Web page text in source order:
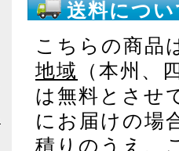
送料につ
こちらの商品
地域
（本州、
は無料とさせ
にお届けの場
積りのうえ、